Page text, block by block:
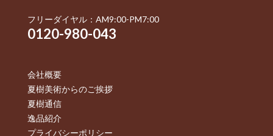
フリーダイヤル：AM9:00-PM7:00
0120-980-043
会社概要
夏樹美術からのご挨拶
夏樹通信
逸品紹介
プライバシーポリシー